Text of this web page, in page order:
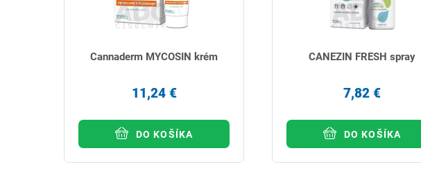
Cannaderm MYCOSIN krém
11,24 €
DO KOŠÍKA
CANEZIN FRESH spray
7,82 €
DO KOŠÍKA